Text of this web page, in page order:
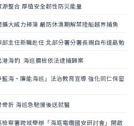
整合 厚植安全韌性防災能量
大威力掃蕩 嚴防休漁期解禁陸船越界捕魚
主任新職赴任 北部分署分署長親自布達勗勉
海釣  海巡攔檢依法逮捕歸案
藍海‧廉能海巡」法治教育宣導 強化同仁保密
折 海巡急馳援後送就醫
檢察署跨域舉辦「海底電纜國安研討會」開啟